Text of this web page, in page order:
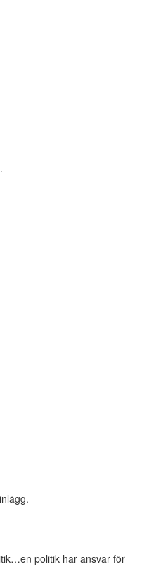
politik har ansvar för